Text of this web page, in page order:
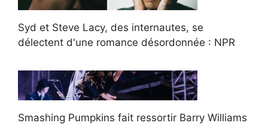
Syd et Steve Lacy, des internautes, se
délectent d'une romance désordonnée : NPR
Smashing Pumpkins fait ressortir Barry Williams